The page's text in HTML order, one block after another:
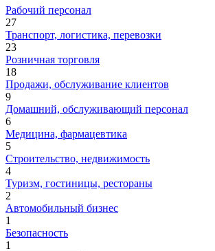
Рабочий персонал
27
Транспорт, логистика, перевозки
23
Розничная торговля
18
Продажи, обслуживание клиентов
9
Домашний, обслуживающий персонал
6
Медицина, фармацевтика
5
Строительство, недвижимость
4
Туризм, гостиницы, рестораны
2
Автомобильный бизнес
1
Безопасность
1